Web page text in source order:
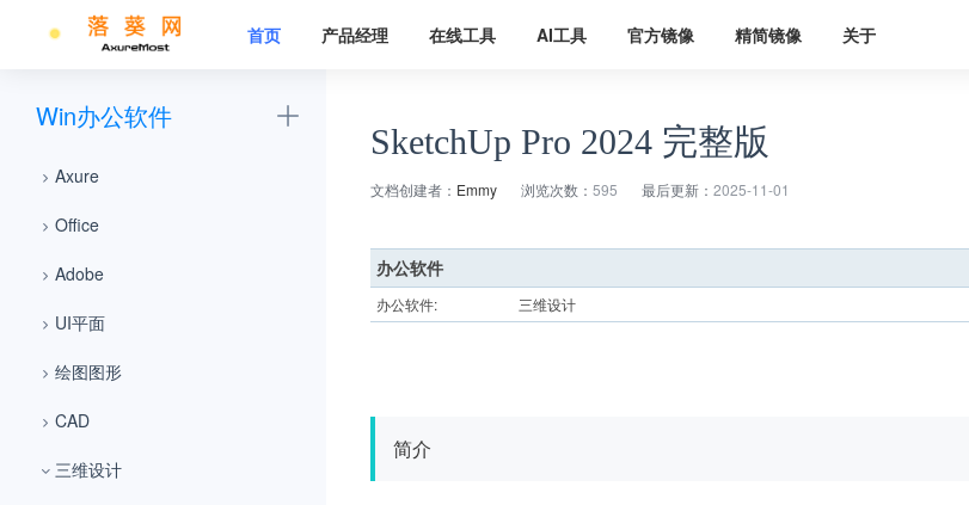
首页 产品经理 在线工具 AI工具 官方镜像 精简镜像 关于
Win办公软件
Axure
Office
Adobe
UI平面
绘图图形
CAD
三维设计
SketchUp Pro 2024 完整版
文档创建者： Emmy 浏览次数： 595 最后更新： 2025-11-01
办公软件
办公软件: 三维设计
简介